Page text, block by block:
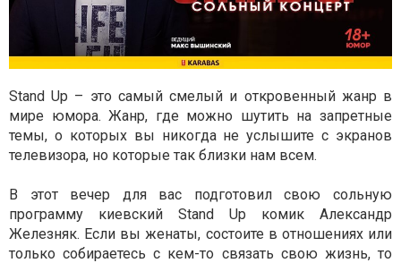
Stand Up – это самый смелый и откровенный жанр в
мире юмора. Жанр, где можно шутить на запретные
темы, о которых вы никогда не услышите с экранов
телевизора, но которые так близки нам всем.
В этот вечер для вас подготовил свою сольную
программу киевский Stand Up комик Александр
Железняк. Если вы женаты, состоите в отношениях или
только собираетесь с кем-то связать свою жизнь, то